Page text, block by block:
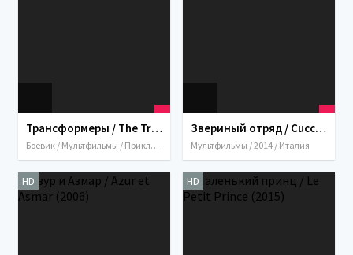
Трансформеры / The Transformers: The Movie (1986)
Боевик / Мультфильмы / Приключения / Семейный / Фантастика / США / Италия / Япония / 1986
Звериный отряд / Cuccioli: Il Paese del Vento (2014)
Мультфильмы / 2014 / Италия
HD HD